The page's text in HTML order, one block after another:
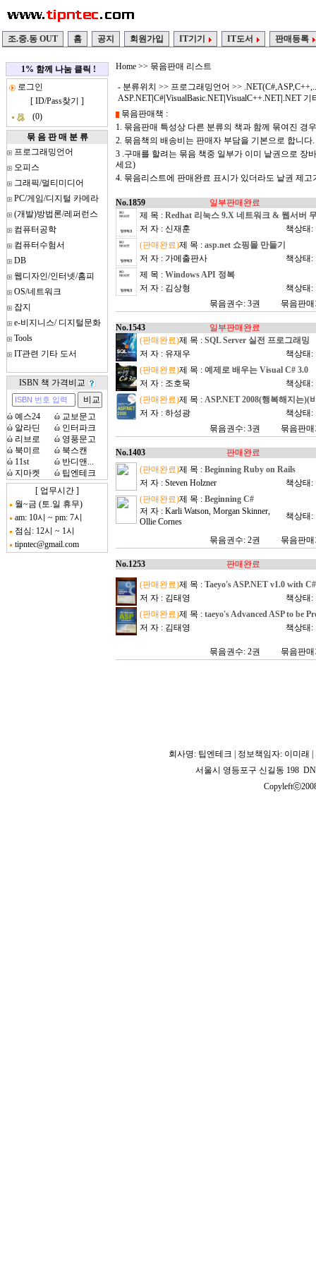
조.중.동 OUT 홈 공지 회원가입 IT기기 IT도서 판매등록
1% 함께 나눔 클릭 !
로그인
[ ID/Pass찾기 ]
(0)
묶 음 판 매 분 류
프로그래밍언어
오피스
그래픽/멀티미디어
PC/게임/디지털 카메라
(개발)방법론/레퍼런스
컴퓨터공학
컴퓨터수험서
DB
웹디자인/인터넷/홈피
OS/네트워크
잡지
e-비지니스/ 디지털문화
Tools
IT관련 기타 도서
ISBN 책 가격비교
ώ 예스24 ώ 교보문고
ώ 알라딘 ώ 인터파크
ώ 리브로 ώ 영풍문고
ώ 북미르 ώ 북스캔
ώ 11st ώ 반디앤...
ώ 지마켓 ώ 팁엔테크
[ 업무시간 ]
월~금 (토.일 휴무)
am: 10시 ~ pm: 7시
점심: 12시 ~ 1시
tipntec@gmail.com
Home >> 묶음판매 리스트
- 분류위치 >> 프로그래밍언어 >>
ASP.NET|C# VisualBasic.NET|VisualC++.NET| .NET 기
묶음판매책 :
1. 묶음판매 특성상 다른 분류의 책과 함께 묶여진 경
2. 묶음책의 배송비는 판매자 부담을 기본으로 합니다.
3 .구매를 할려는 묶음 책중 일부가 이미 낱권으로 장
세요)
4. 묶음리스트에 판매완료 표시가 있더라도 낱권 제
No.1859
일부판매완료
제 목 : Redhat 리눅스 9.X 네트워크 & 웹서버
저 자 : 신재훈
책상태:
(판매완료)제 목 : asp.net 쇼핑몰 만들기
저 자 : 가메출판사
책상태:
제 목 : Windows API 정복
저 자 : 김상형
책상태:
묶음권수: 3권
묶음판
No.1543
일부판매완료
(판매완료)제 목 : SQL Server 실전 프로그래밍
저 자 : 유재우
책상태:
(판매완료)제 목 : 예제로 배우는 Visual C# 3.0
저 자 : 조호묵
책상태:
(판매완료)제 목 : ASP.NET 2008(행복해지는)(
저 자 : 하성광
책상태:
묶음권수: 3권
묶음판
No.1403
판매완료
(판매완료)제 목 : Beginning Ruby on Rails
저 자 : Steven Holzner
책상태:
(판매완료)제 목 : Beginning C#
저 자 : Karli Watson, Morgan Skinner,
Ollie Cornes
책상태:
묶음권수: 2권 묶음판
No.1253 판매완료
(판매완료)제 목 : Taeyo's ASP.NET v1.0 with C#
저 자 : 김태영
책상태:
(판매완료)제 목 : taeyo's Advanced ASP to be
저 자 : 김태영
책상태:
묶음권수: 2권 묶음판
회사명: 팁엔테크 | 정보책임자: 이미래
서울시 영등포구 신길동 198